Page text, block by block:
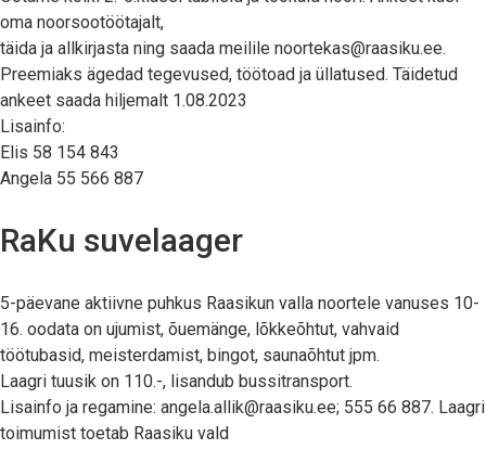
oma noorsootöötajalt,
täida ja allkirjasta ning saada meilile noortekas@raasiku.ee.
Preemiaks ägedad tegevused, töötoad ja üllatused. Täidetud
ankeet saada hiljemalt 1.08.2023
Lisainfo:
Elis 58 154 843
Angela 55 566 887
RaKu suvelaager
5-päevane aktiivne puhkus Raasikun valla noortele vanuses 10-
16. oodata on ujumist, õuemänge, lõkkeõhtut, vahvaid
töötubasid, meisterdamist, bingot, saunaõhtut jpm.
Laagri tuusik on 110.-, lisandub bussitransport.
Lisainfo ja regamine: angela.allik@raasiku.ee; 555 66 887. Laagri
toimumist toetab Raasiku vald